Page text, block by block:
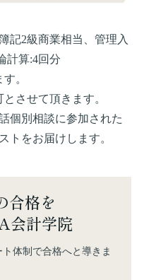
2級商業相当、管理入
計算:4回分
。
させて頂きます。
個別相談に参加された
トをお届けします。
合格を
会計学院
体制で合格へと導きま